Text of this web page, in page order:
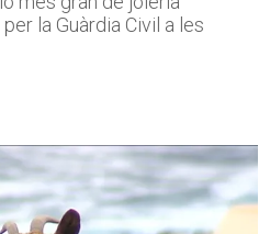
la Guàrdia Civil a les